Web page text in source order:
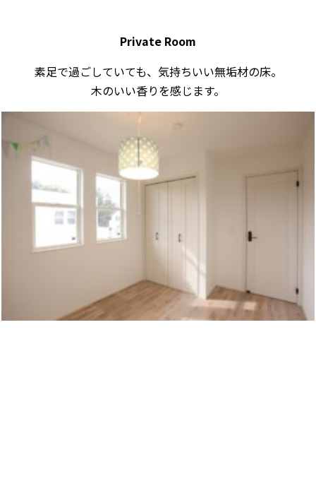
Private Room
素足で過ごしていても、気持ちいい無垢材の床。
木のいい香りを感じます。